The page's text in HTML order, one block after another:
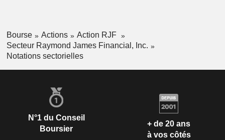
Bourse Actions
Action RJF
Secteur Raymond James Financial, Inc.
Notations sectorielles
N°1 du Conseil
Boursier
+ de 20 ans
à vos côtés